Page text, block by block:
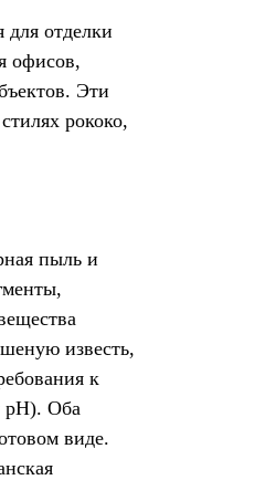
для отделки
офисов,
Эти
рококо,
пыль и
известь,
к
pH). Оба
виде.